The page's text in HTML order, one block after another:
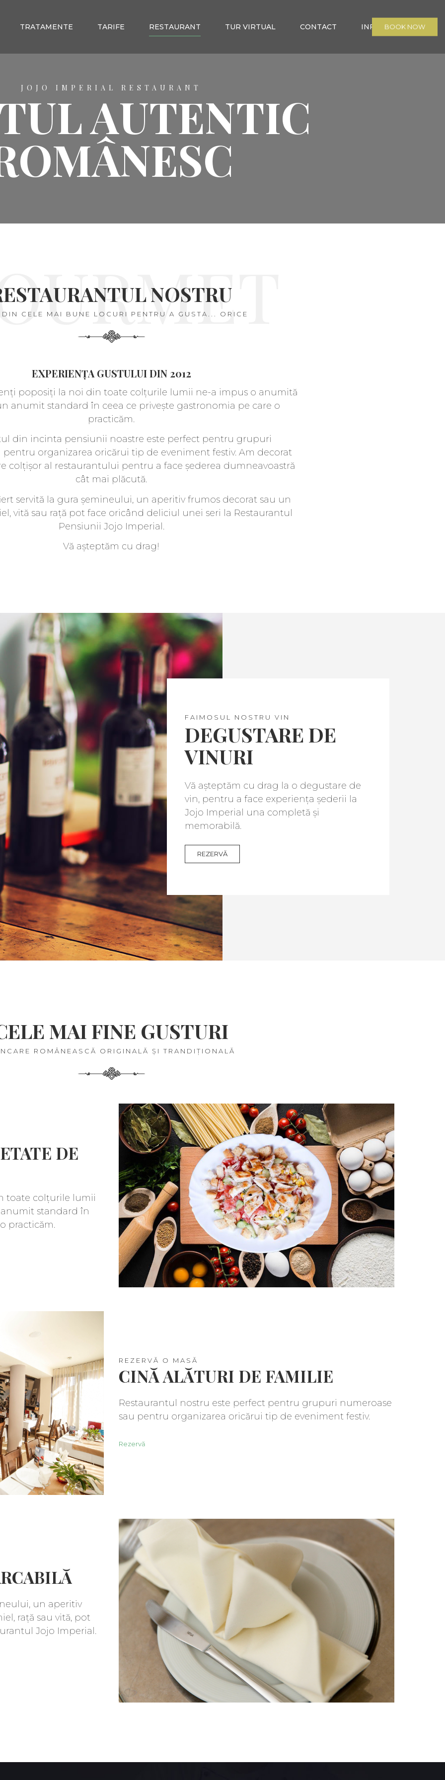
TRATAMENTE TARIFE RESTAURANT TUR VIRTUAL CONTACT INFO BOOK NOW
JOJO IMPERIAL RESTAURANT
AUTENTIC
NOSTRU
CELE MAI BUNE LOCURI PENTRU A GUSTA... ORICE
EXPERIENȚA GUSTULUI DIN 2012
poposiți la noi din toate colțurile lumii ne-a impus o anumită
anumit standard în ceea ce privește gastronomia pe care o
practicăm.
din incinta pensiunii noastre este perfect pentru grupuri
pentru organizarea oricărui tip de eveniment festiv. Am decorat
colțișor al restaurantului pentru a face șederea dumneavoastră
cât mai plăcută.
servită la gura șemineului, un aperitiv frumos decorat sau un
vită sau rață pot face oricând deliciul unei seri la Restaurantul
Pensiunii Jojo Imperial.
Vă așteptăm cu drag!
FAIMOSUL NOSTRU VIN
DEGUSTARE DE
VINURI
Vă așteptăm cu drag la o degustare de
vin, pentru a face experiența șederii la
Jojo Imperial una completă și
memorabilă.
REZERVĂ
MAI FINE GUSTURI
ROMÂNEASCĂ ORIGINALĂ ȘI TRANDIȚIONALĂ
DE
toate colțurile lumii
standard în
practicăm.
REZERVĂ O MASĂ
CINĂ ALĂTURI DE FAMILIE
Restaurantul nostru este perfect pentru grupuri numeroase
sau pentru organizarea oricărui tip de eveniment festiv.
Rezervă
un aperitiv
rață sau vită, pot
Jojo Imperial.